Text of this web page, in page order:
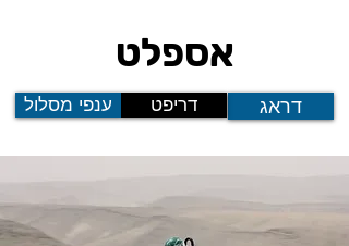
אספלט
דראג דריפט ענפי מסלול